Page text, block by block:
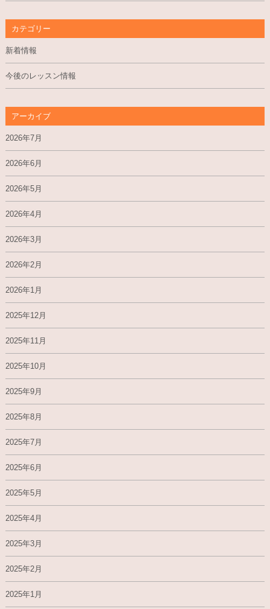
カテゴリー
新着情報
今後のレッスン情報
アーカイブ
2026年7月
2026年6月
2026年5月
2026年4月
2026年3月
2026年2月
2026年1月
2025年12月
2025年11月
2025年10月
2025年9月
2025年8月
2025年7月
2025年6月
2025年5月
2025年4月
2025年3月
2025年2月
2025年1月